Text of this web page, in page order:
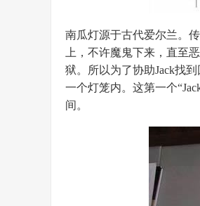
南瓜灯源于古代爱尔兰。
上，不许魔鬼下来，直至
狱。所以为了协助Jack找
一个灯笼内。这第一个
间。